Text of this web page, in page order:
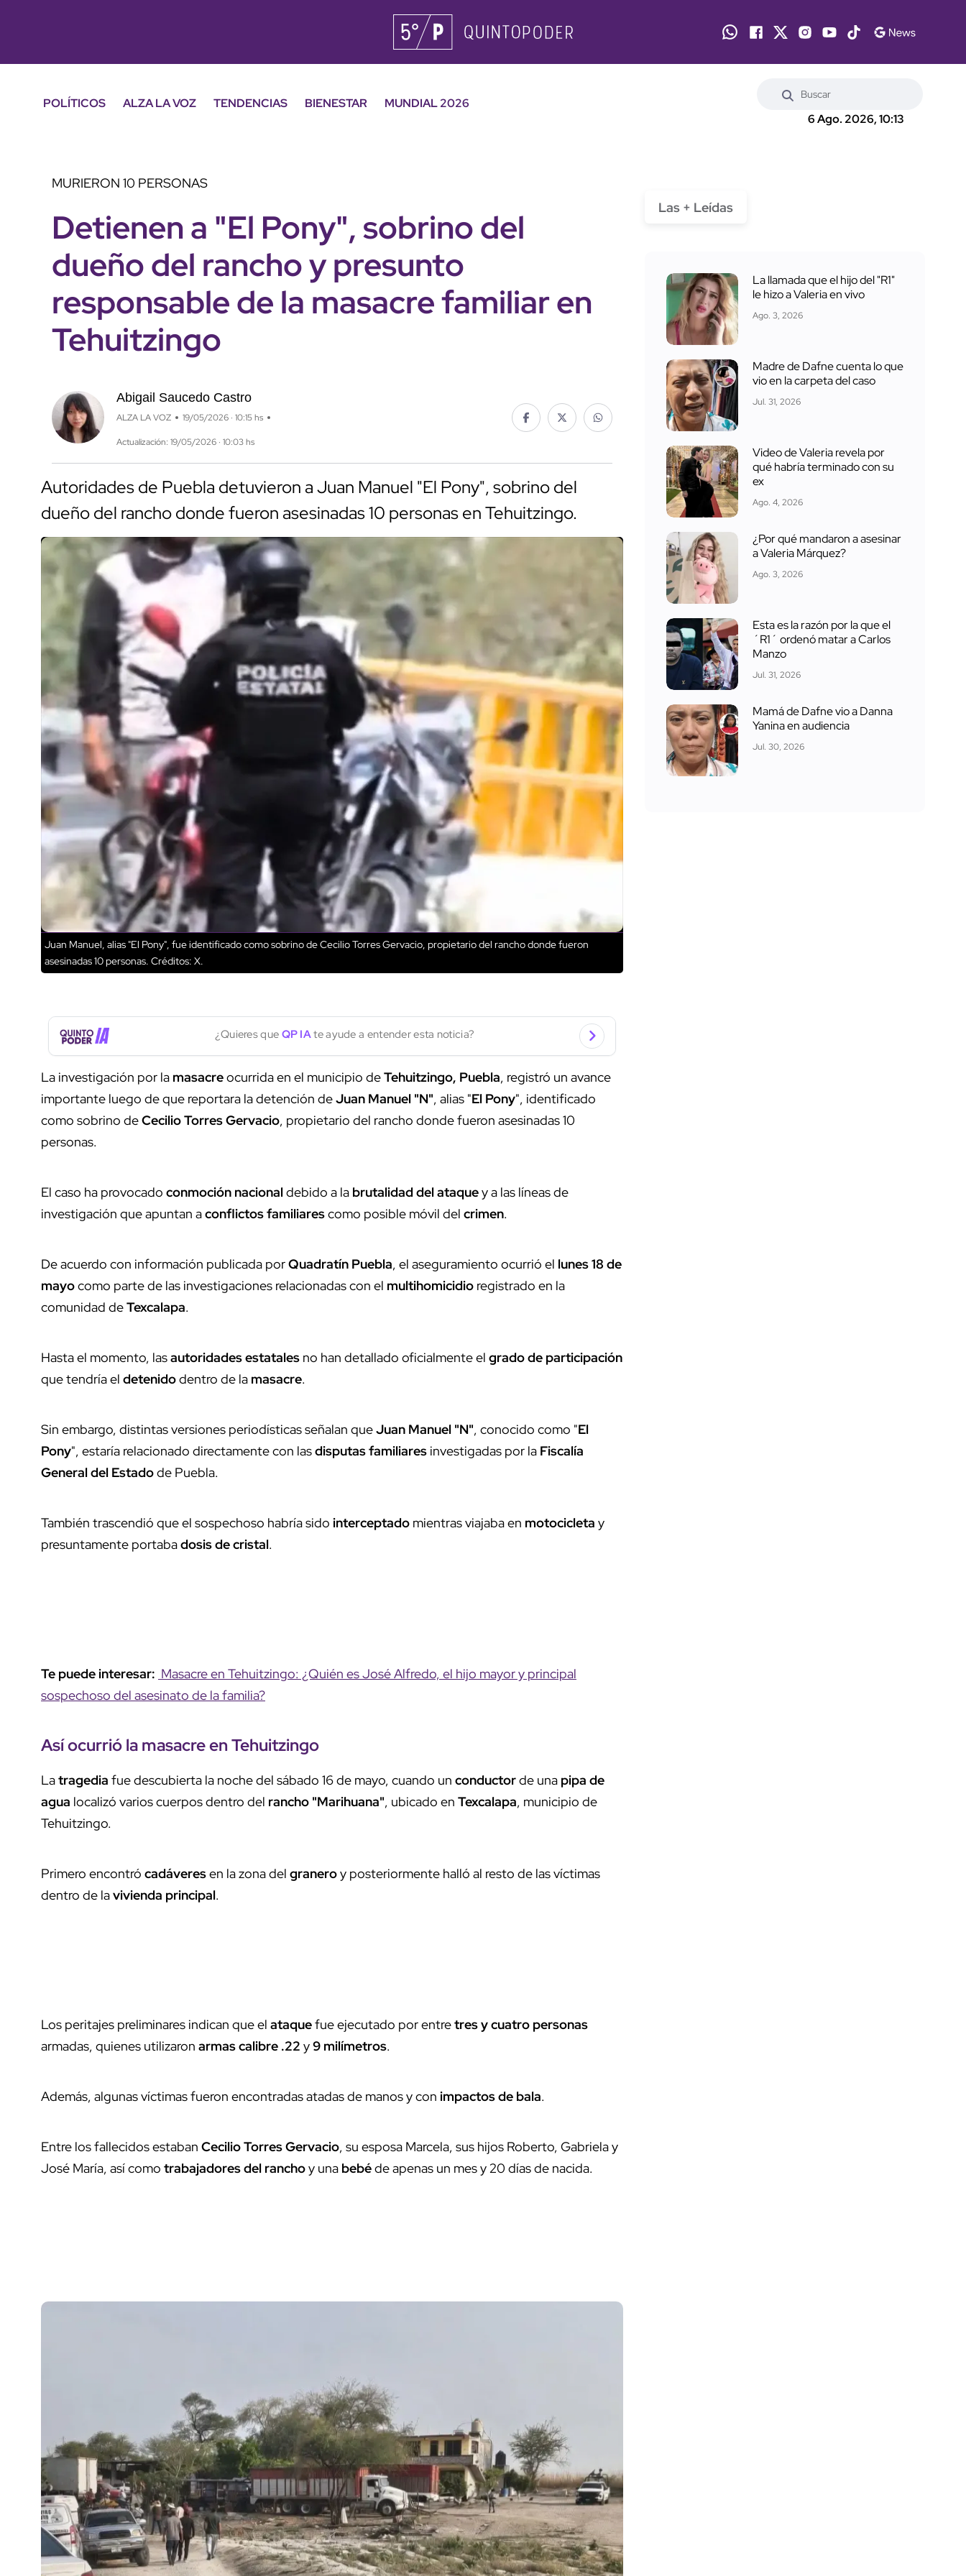
POLÍTICOS ALZA LA VOZ TENDENCIAS BIENESTAR
MUNDIAL 2026
6 Ago. 2026, 10:13
MURIERON 10 PERSONAS
Detienen a "El Pony", sobrino del
dueño del rancho y presunto
responsable de la masacre familiar en
Tehuitzingo
Abigail Saucedo Castro
ALZA LA VOZ 19/05/2026 · 10:15 hs
Actualización: 19/05/2026 · 10:03 hs
Autoridades de Puebla detuvieron a Juan Manuel "El Pony", sobrino del
dueño del rancho donde fueron asesinadas 10 personas en Tehuitzingo.
Juan Manuel, alias "El Pony", fue identificado como sobrino de Cecilio Torres Gervacio, propietario del rancho donde fueron
asesinadas 10 personas. Créditos: X.
¿Quieres que QP IAte ayude a entender esta noticia?
La investigación por la masacreocurrida en el municipio deTehuitzingo, Puebla, registró un avance
importante luego de que reportara la detención deJuan Manuel "N", alias "El Pony", identificado
como sobrino deCecilio Torres Gervacio, propietario del rancho donde fueron asesinadas 10
personas.
El caso ha provocado conmoción nacionaldebido a la brutalidad del ataquey a las líneas de
investigación que apuntan aconflictos familiarescomo posible móvil del crimen.
De acuerdo con información publicada porQuadratín Puebla, el aseguramiento ocurrió el lunes 18 de
mayocomo parte de las investigaciones relacionadas con el multihomicidio registrado en la
comunidad deTexcalapa.
Hasta el momento, lasautoridades estatales no han detallado oficialmente el grado de participación
que tendría el detenidodentro de la masacre.
Sin embargo, distintas versiones periodísticas señalan queJuan Manuel "N", conocido como "El
Pony", estaría relacionado directamente con lasdisputasfamiliares investigadas por la Fiscalía
General del Estadode Puebla.
También trascendió que el sospechoso habría sido interceptado mientras viajaba en motocicleta y
presuntamente portabadosis de cristal.
Te puede interesar: Masacre en Tehuitzingo: ¿Quién es José Alfredo, el hijo mayor y principal
sospechoso del asesinato de la familia?
Así ocurrió lamasacreen Tehuitzingo
Latragedia fue descubierta la noche del sábado 16 de mayo, cuando un conductorde una pipa de
agua localizó varios cuerpos dentro del rancho "Marihuana", ubicado en Texcalapa, municipio de
Tehuitzingo.
Primero encontró cadáveresen la zona del graneroy posteriormente halló al resto de las víctimas
dentro de lavivienda principal.
Los peritajes preliminares indican que el ataquefue ejecutado por entretres y cuatro personas
armadas, quienes utilizaron armas calibre .22 y9 milímetros.
Además, algunas víctimas fueron encontradas atadas de manos y con impactos de bala.
Entre los fallecidos estaban Cecilio Torres Gervacio, su esposa Marcela, sus hijos Roberto, Gabriela y
José María, así como trabajadores del ranchoy una bebéde apenas un mes y 20 días de nacida.
Las + Leídas
La llamada que el hijo del "R1"
le hizo a Valeria en vivo
Ago. 3, 2026
Madre de Dafne cuenta lo que
vio en la carpeta del caso
Jul. 31, 2026
Video de Valeria revela por
qué habría terminado con su
ex
Ago. 4, 2026
¿Por qué mandaron a asesinar
a Valeria Márquez?
Ago. 3, 2026
Esta es la razón por la que el
´R1´ ordenó matar a Carlos
Manzo
Jul. 31, 2026
Mamá de Dafne vio a Danna
Yanina en audiencia
Jul. 30, 2026